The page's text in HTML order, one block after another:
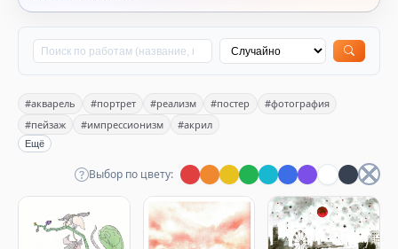
#акварель #портрет #реализм #постер
#фотография
#пейзаж
#импрессионизм #акрил
Ещё
Выбор по цвету: